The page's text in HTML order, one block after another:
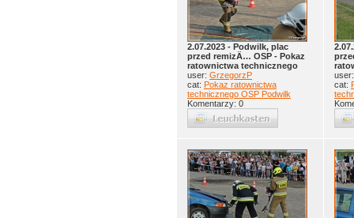
2.07.2023 - Podwilk, plac
przed remizÄ… OSP - Pokaz
ratownictwa technicznego
user: GrzegorzP
cat: Pokaz ratownictwa
technicznego OSP Podwilk
Komentarzy: 0
cat: